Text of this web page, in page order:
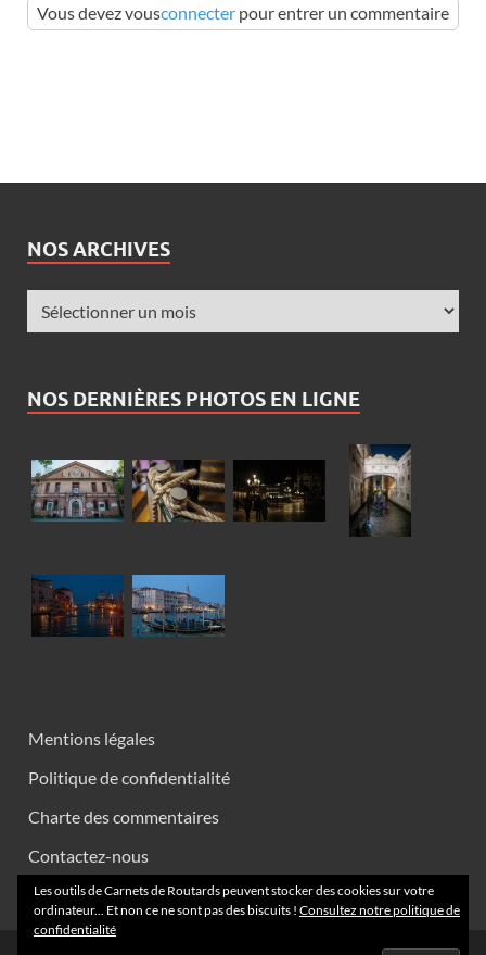
Vous devez vousconnecter pour entrer un commentaire
NOS ARCHIVES
NOS DERNIÈRES PHOTOS EN LIGNE
Mentions légales
Politique de confidentialité
Charte des commentaires
Contactez-nous
Les outils de Carnets de Routards peuvent stocker des cookies sur votre
ordinateur... Et non ce ne sont pas des biscuits ! Consultez notre politique de
confidentialité